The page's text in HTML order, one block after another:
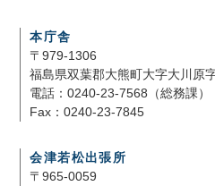
本庁舎
〒979-1306
福島県双葉郡大熊町大字大川原
電話：0240-23-7568（総務課）
Fax：0240-23-7845
会津若松出張所
〒965-0059